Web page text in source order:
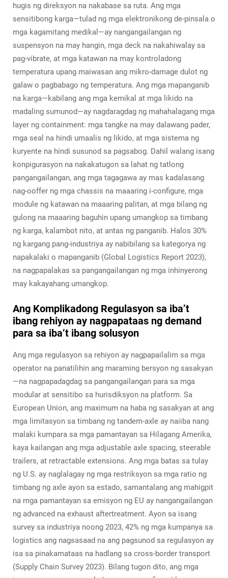
hugis ng direksyon na nakabase sa ruta. Ang mga
sensitibong karga—tulad ng mga elektronikong de-pinsala o
mga kagamitang medikal—ay nangangailangan ng
suspensyon na may hangin, mga deck na nakahiwalay sa
pag-vibrate, at mga katawan na may kontroladong
temperatura upang maiwasan ang mikro-damage dulot ng
galaw o pagbabago ng temperatura. Ang mga mapanganib
na karga—kabilang ang mga kemikal at mga likido na
madaling sumunod—ay nagdaragdag ng mahahalagang mga
layer ng containment: mga tangke na may dalawang pader,
mga seal na hindi umaalis ng likido, at mga sistema ng
kuryente na hindi susunod sa pagsabog. Dahil walang isang
konpigurasyon na nakakatugon sa lahat ng tatlong
pangangailangan, ang mga tagagawa ay mas kadalasang
nag-ooffer ng mga chassis na maaaring i-configure, mga
module ng katawan na maaaring palitan, at mga bilang ng
gulong na maaaring baguhin upang umangkop sa timbang
ng karga, kalambot nito, at antas ng panganib. Halos 30%
ng kargang pang-industriya ay nabibilang sa kategorya ng
napakalaki o mapanganib (Global Logistics Report 2023),
na nagpapalakas sa pangangailangan ng mga inhinyerong
may kakayahang umangkop.
Ang Komplikadong Regulasyon sa iba’t
ibang rehiyon ay nagpapataas ng demand
para sa iba’t ibang solusyon
Ang mga regulasyon sa rehiyon ay nagpapailalim sa mga
operator na panatilihin ang maraming bersyon ng sasakyan
—na nagpapadagdag sa pangangailangan para sa mga
modular at sensitibo sa hurisdiksyon na platform. Sa
European Union, ang maximum na haba ng sasakyan at ang
mga limitasyon sa timbang ng tandem-axle ay naiiba nang
malaki kumpara sa mga pamantayan sa Hilagang Amerika,
kaya kailangan ang mga adjustable axle spacing, steerable
trailers, at retractable extensions. Ang mga batas sa tulay
ng U.S. ay naglalagay ng mga restriksyon sa mga ratio ng
timbang ng axle ayon sa estado, samantalang ang mahigpit
na mga pamantayan sa emisyon ng EU ay nangangailangan
ng advanced na exhaust aftertreatment. Ayon sa isang
survey sa industriya noong 2023, 42% ng mga kumpanya sa
logistics ang nagsasaad na ang pagsunod sa regulasyon ay
isa sa pinakamataas na hadlang sa cross-border transport
(Supply Chain Survey 2023). Bilang tugon dito, ang mga